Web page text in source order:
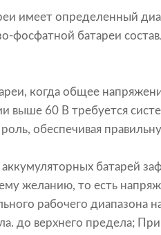
имеет определенный
фосфатной батареи
когда общее
выше 60 В требуется
обеспечивая
батарей
желанию, то есть
рабочего диапазона
до верхнего предела; При